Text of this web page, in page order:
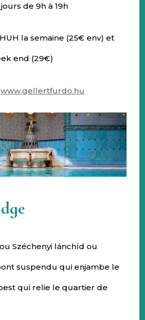
de 9h à 19h
la semaine (25€ env) et
end (29€)
www.gellertfurdo.hu
Széchenyi lánchíd ou
suspendu qui enjambe le
qui relie le quartier de